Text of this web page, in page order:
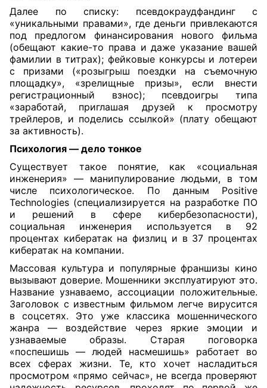
Далее по списку: псевдокраудфандинг с
«уникальными правами», где деньги привлекаются
под предлогом финансирования нового фильма
(обещают какие-то права и даже указание вашей
фамилии в титрах); фейковые конкурсы и лотереи
с призами («розыгрыш поездки на съемочную
площадку», «зрелищные призы», если внести
регистрационный взнос); псевдоигры типа
«заработай, приглашая друзей к просмотру
трейлеров, и поделись ссылкой» (плату обещают
за активность).
Психология — дело тонкое
Существует такое понятие, как «социальная
инженерия» — манипулирование людьми, в том
числе психологическое. По данным Positive
Technologies (специализируется на разработке ПО
и решений в сфере кибербезопасности),
социальная инженерия используется в 92
процентах кибератак на физлиц и в 37 процентах
кибератак на компании.
Массовая культура и популярные франшизы кино
вызывают доверие. Мошенники эксплуатируют это.
Название узнаваемо, ассоциации положительные.
Заголовок с известным фильмом легче вирусится
в соцсетях. Это уже классика мошеннического
жанра — воздействие через яркие эмоции и
узнаваемые образы. Старая поговорка
«поспешишь — людей насмешишь» работает во
всех сферах жизни. Те, кто хочет насладиться
просмотром «прямо сейчас», не всегда проверяют